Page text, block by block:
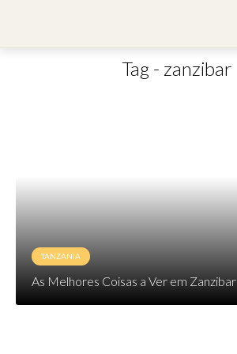
Tag - zanzibar
TANZANIA
As Melhores Coisas a Ver em Zanzibar